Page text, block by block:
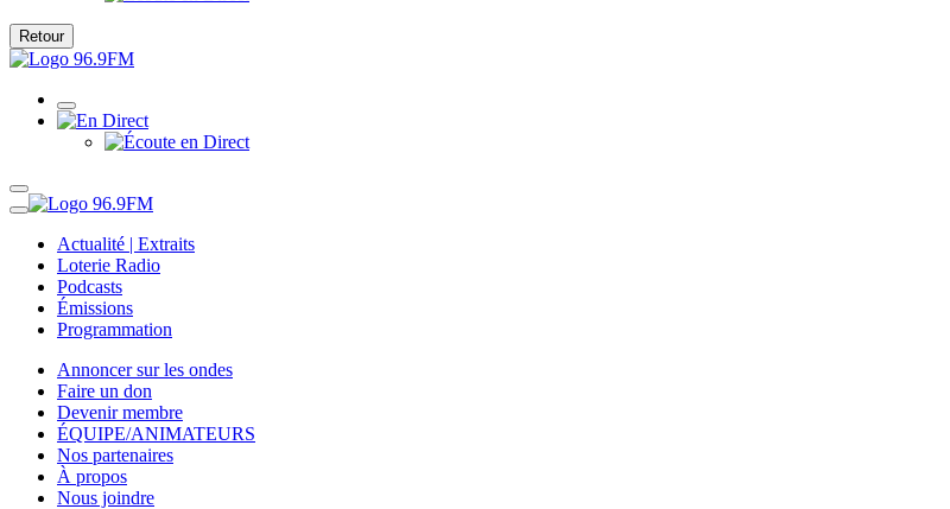
Retour
Actualité | Extraits
Loterie Radio
Podcasts
Émissions
Programmation
Annoncer sur les ondes
Faire un don
Devenir membre
ÉQUIPE/ANIMATEURS
Nos partenaires
À propos
Nous joindre